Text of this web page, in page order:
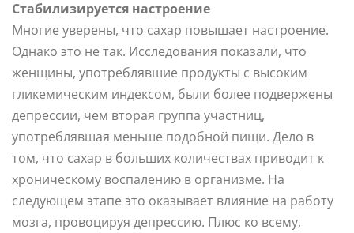
Стабилизируется настроение
Многие уверены, что сахар повышает настроение.
Однако это не так. Исследования показали, что
женщины, употреблявшие продукты с высоким
гликемическим индексом, были более подвержены
депрессии, чем вторая группа участниц,
употреблявшая меньше подобной пищи. Дело в
том, что сахар в больших количествах приводит к
хроническому воспалению в организме. На
следующем этапе это оказывает влияние на работу
мозга, провоцируя депрессию. Плюс ко всему,